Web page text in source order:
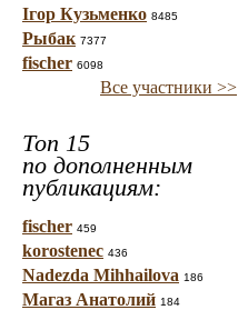
Ігор Кузьменко 8485
Рыбак 7377
fischer 6098
Все участники >>
Топ 15
по дополненным
публикациям:
fischer 459
korostenec 436
Nadezda Mihhailova 186
Магаз Анатолий 184